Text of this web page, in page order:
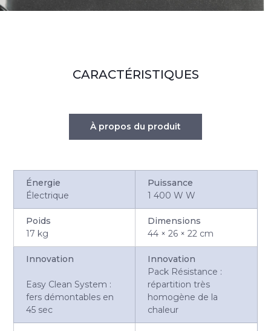
CARACTÉRISTIQUES
À propos du produit
Énergie
Électrique
Puissance
1 400 W W
Poids
17 kg
Dimensions
44 × 26 × 22 cm
Innovation
Easy Clean System :
fers démontables en
45 sec
Innovation
Pack Résistance :
répartition très
homogène de la
chaleur